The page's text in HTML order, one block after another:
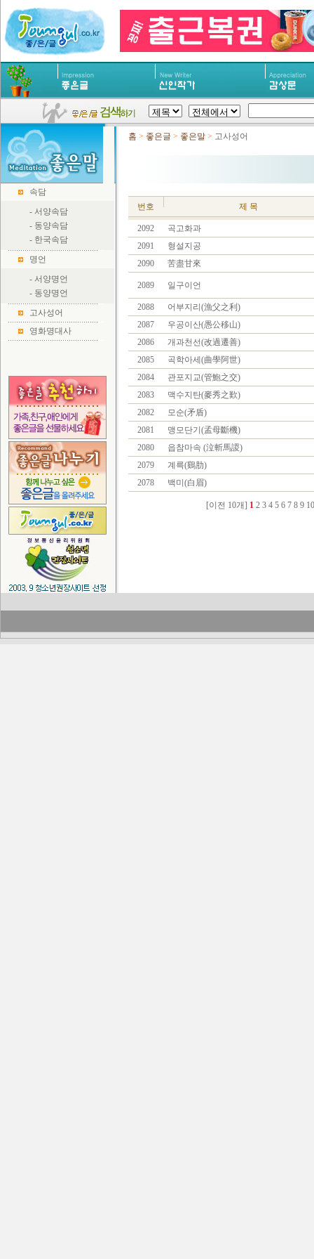
속담
- 서양속담
- 동양속담
- 한국속담
명언
- 서양명언
- 동양명언
고사성어
영화명대사
홈 > 좋은글 > 좋은말 > 고사성어
번호 제 목
2092
곡고화과
2091
형설지공
2090
苦盡甘來
2089 일구이언
2088
어부지리(漁父之利)
2087
우공이산(愚公移山)
2086
개과천선(改過遷善)
2085
곡학아세(曲學阿世)
2084
관포지교(管鮑之交)
2083
맥수지탄(麥秀之歎)
2082
모순(矛盾)
2081
맹모단기(孟母斷機)
2080
읍참마속 (泣斬馬謖)
2079
계륵(鷄肋)
2078
백미(白眉)
[이전 10개] 1 2 3 4 5 6 7 8 9 10